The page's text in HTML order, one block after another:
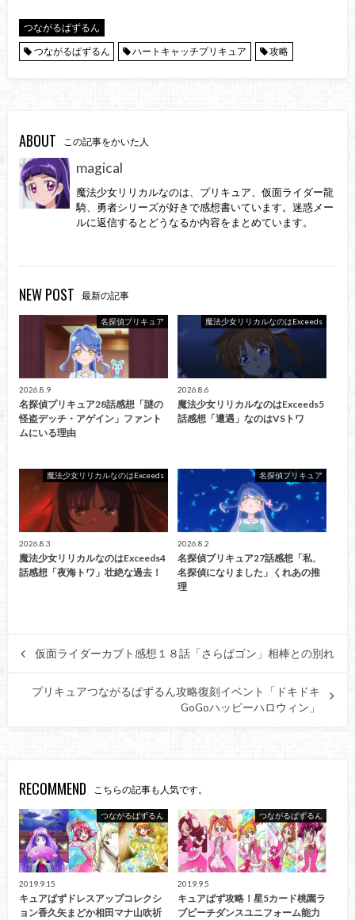
つながるぱずるん
つながるぱずるん
ハートキャッチプリキュア 攻略
ABOUT この記事をかいた人
magical
魔法少女リリカルなのは、プリキュア、仮面ライダー龍
騎、勇者シリーズが好きで感想書いています。迷惑メー
ルに返信するとどうなるか内容をまとめています。
NEW POST 最新の記事
名探偵プリキュア
2026.8.9
名探偵プリキュア28話感想「謎の
怪盗デッチ・アゲイン」ファント
ムにいる理由
魔法少女リリカルなのはExceeds
2026.8.6
魔法少女リリカルなのはExceeds5
話感想「遭遇」なのはVSトワ
魔法少女リリカルなのはExceeds
2026.8.3
魔法少女リリカルなのはExceeds4
話感想「夜海トワ」壮絶な過去！
名探偵プリキュア
2026.8.2
名探偵プリキュア27話感想「私、
名探偵になりました」くれあの推
理
仮面ライダーカブト感想１８話「さらばゴン」相棒との別れ
プリキュアつながるぱずるん攻略復刻イベント「ドキドキ
GoGoハッピーハロウィン」
RECOMMEND こちらの記事も人気です。
つながるぱずるん
2019.9.15
キュアぱずドレスアップコレクシ
ョン香久矢まどか相田マナ山吹祈
つながるぱずるん
2019.9.5
キュアぱず攻略！星5カード桃園ラ
ブピーチダンスユニフォーム能力